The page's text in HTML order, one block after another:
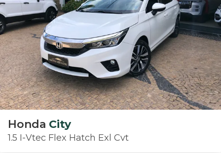
Honda City
1.5 I-Vtec Flex Hatch Exl Cvt